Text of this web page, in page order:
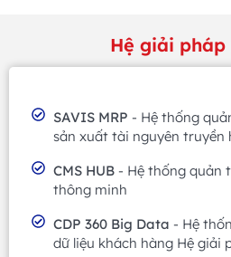
Hệ giải
SAVIS MRP - Hệ thống
sản xuất tài nguyên truyền
CMS HUB- Hệ thống quản
thông minh
CDP 360 Big Data - Hệ
dữ liệu khách hàng Hệ giải